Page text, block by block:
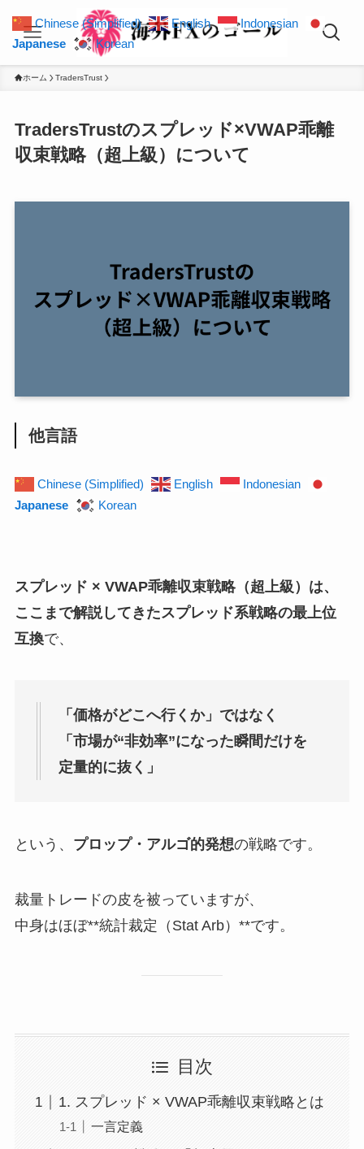
ホーム TradersTrust
TradersTrustのスプレッド×VWAP乖離
収束戦略（超上級）について
他言語
Chinese (Simplified) English
Indonesian
Japanese
Korean
スプレッド × VWAP乖離収束戦略（超上級）は、
ここまで解説してきたスプレッド系戦略の最上位
互換で、
「価格がどこへ行くか」ではなく
「市場が“非効率”になった瞬間だけを
定量的に抜く」
という、 プロップ・アルゴ的発想の戦略です。
裁量トレードの皮を被っていますが、
中身はほぼ**統計裁定（Stat Arb）**です。
目次
1. スプレッド × VWAP乖離収束戦略とは
一言定義
Chinese (Simplified) English
Indonesian
Japanese
Korean